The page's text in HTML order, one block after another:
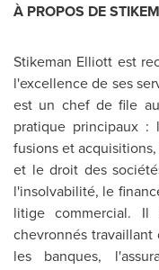
À PROPOS DE
Stikeman Elliott est
l'excellence de ses
est un chef de file
pratique principaux :
fusions et
et le droit des
l'insolvabilité, le
litige commercial. Il
chevronnés
les banques,